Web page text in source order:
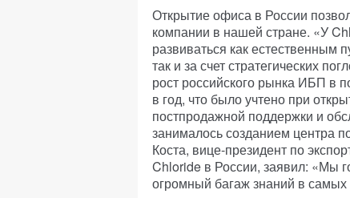
Открытие офиса в России
компании в нашей стране. «У
развиваться как естественным
так и за счет стратегических
рост российского рынка ИБП в
в год, что было учтено при
постпродажной поддержки и
занималось созданием центра
Коста, вице-президент по
Chloride в России, заявил: «Мы
огромный багаж знаний в самых